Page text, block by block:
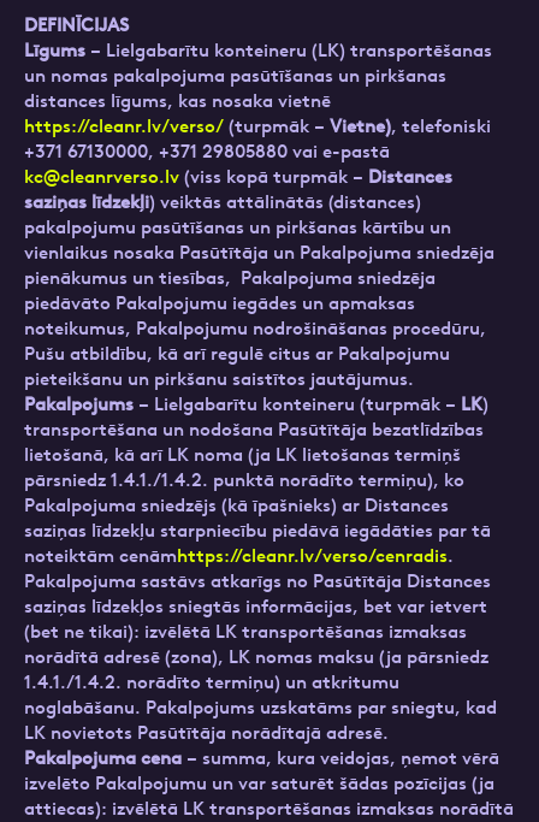
DEFINĪCIJAS
Līgums – Lielgabarītu konteineru (LK) transportēšanas
un nomas pakalpojuma pasūtīšanas un pirkšanas
distances līgums, kas nosaka vietnē
https://cleanr.lv/verso/ (turpmāk – Vietne), telefoniski
+371 67130000, +371 29805880 vai e-pastā
kc@cleanrverso.lv (viss kopā turpmāk – Distances
saziņas līdzekļi) veiktās attālinātās (distances)
pakalpojumu pasūtīšanas un pirkšanas kārtību un
vienlaikus nosaka Pasūtītāja un Pakalpojuma sniedzēja
pienākumus un tiesības, Pakalpojuma sniedzēja
piedāvāto Pakalpojumu iegādes un apmaksas
noteikumus, Pakalpojumu nodrošināšanas procedūru,
Pušu atbildību, kā arī regulē citus ar Pakalpojumu
pieteikšanu un pirkšanu saistītos jautājumus.
Pakalpojums – Lielgabarītu konteineru (turpmāk – LK)
transportēšana un nodošana Pasūtītāja bezatlīdzības
lietošanā, kā arī LK noma (ja LK lietošanas termiņš
pārsniedz 1.4.1./1.4.2. punktā norādīto termiņu), ko
Pakalpojuma sniedzējs (kā īpašnieks) ar Distances
saziņas līdzekļu starpniecību piedāvā iegādāties par tā
noteiktām cenāmhttps://cleanr.lv/verso/cenradis.
Pakalpojuma sastāvs atkarīgs no Pasūtītāja Distances
saziņas līdzekļos sniegtās informācijas, bet var ietvert
(bet ne tikai): izvēlētā LK transportēšanas izmaksas
norādītā adresē (zona), LK nomas maksu (ja pārsniedz
1.4.1./1.4.2. norādīto termiņu) un atkritumu
noglabāšanu. Pakalpojums uzskatāms par sniegtu, kad
LK novietots Pasūtītāja norādītajā adresē.
Pakalpojuma cena – summa, kura veidojas, ņemot vērā
izvelēto Pakalpojumu un var saturēt šādas pozīcijas (ja
attiecas): izvēlētā LK transportēšanas izmaksas norādītā
E-pasts
Kontakttālrunis
Ziņa
Atzīmējiet, ka piekrītat personas datu
apstrādei.Vairāk